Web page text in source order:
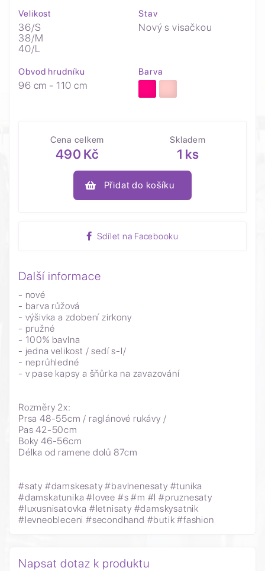
Velikost
36/S
38/M
40/L
Stav
Nový s visačkou
Obvod hrudníku
96 cm - 110 cm
Barva
Cena celkem
490 Kč
Skladem
1 ks
Přidat do košíku
Sdílet na Facebooku
Další informace
- nové
- barva růžová
- výšivka a zdobení zirkony
- pružné
- 100% bavlna
- jedna velikost / sedí s-l/
- neprůhledné
- v pase kapsy a šňůrka na zavazování
Rozměry 2x:
Prsa 48-55cm / raglánové rukávy /
Pas 42-50cm
Boky 46-56cm
Délka od ramene dolů 87cm
#saty #damskesaty #bavlnenesaty #tunika
#damskatunika #lovee #s #m #l #pruznesaty
#luxusnisatovka #letnisaty #damskysatnik
#levneobleceni #secondhand #butik #fashion
Napsat dotaz k produktu